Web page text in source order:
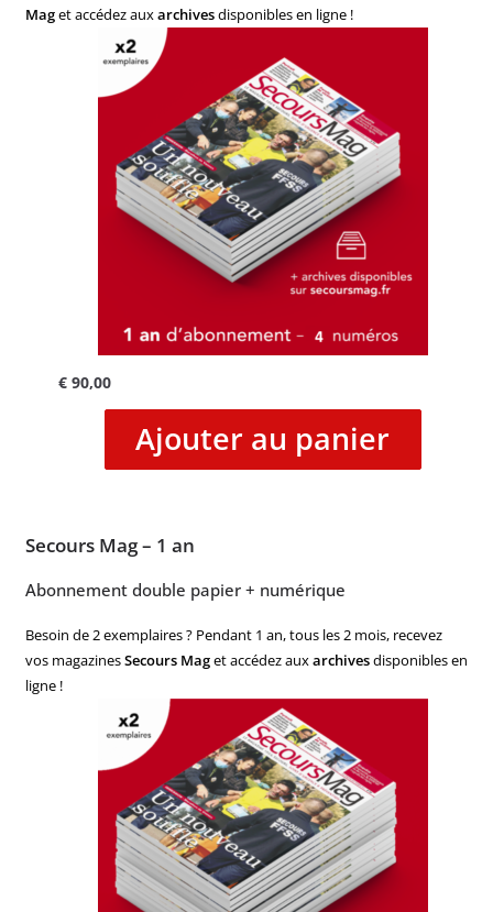
Maget accédez auxarchivesdisponibles en ligne !
€90,00
Ajouter au panier
Secours Mag – 1 an
Abonnement double papier + numérique
Besoin de 2 exemplaires ? Pendant 1 an, tous les 2 mois, recevez
vos magazinesSecours Maget accédez auxarchivesdisponibles en
ligne !